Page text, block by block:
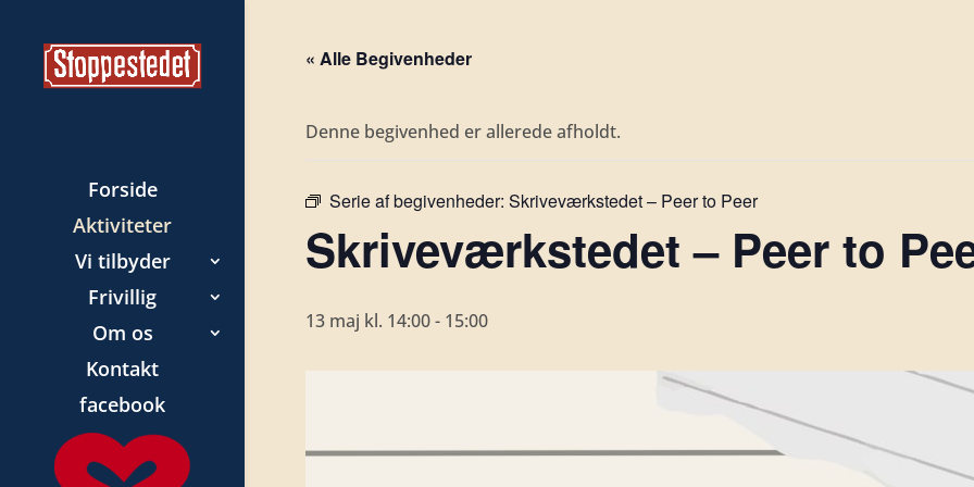
Forside
Aktiviteter
Vi tilbyder
Frivillig
Om os
Kontakt
facebook
« Alle Begivenheder
Denne begivenhed er allerede afholdt.
Serie af begivenheder: Skriveværkstedet – Peer to Peer
Skriveværkstedet – Peer to
13 maj kl. 14:00- 15:00